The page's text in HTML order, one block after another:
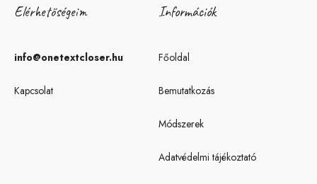
Elérhetőségeim
info@onetextcloser.hu
Kapcsolat
Információk
Főoldal
Bemutatkozás
Módszerek
Adatvédelmi tájékoztató